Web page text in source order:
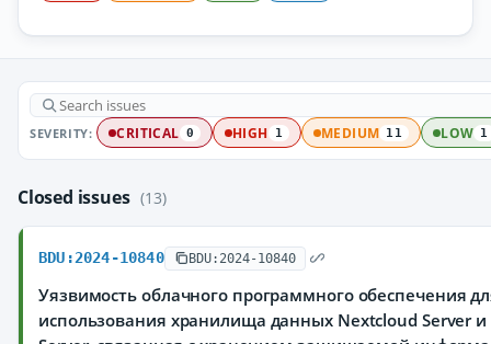
SEVERITY: CRITICAL 0 HIGH 1 MEDIUM 11 LOW 1
Closed issues (13)
BDU:2024-10840 BDU:2024-10840
Уязвимость облачного программного обеспечения
использования хранилища данных Nextcloud Server